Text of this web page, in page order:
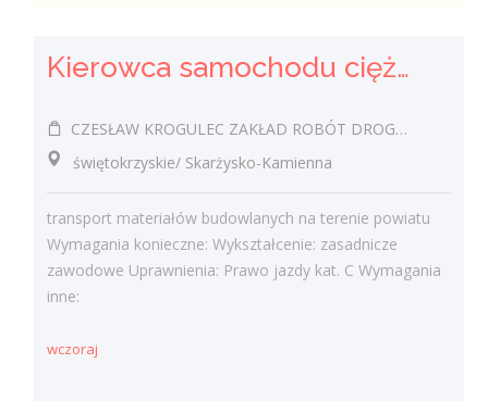
Kierowca samochodu ciężarowego (k/m)
CZESŁAW KROGULEC ZAKŁAD ROBÓT DROGOWYCH "KROGULEC"
świętokrzyskie/ Skarżysko-Kamienna
transport materiałów budowlanych na terenie powiatu
Wymagania konieczne: Wykształcenie: zasadnicze
zawodowe Uprawnienia: Prawo jazdy kat. C Wymagania
inne:
wczoraj